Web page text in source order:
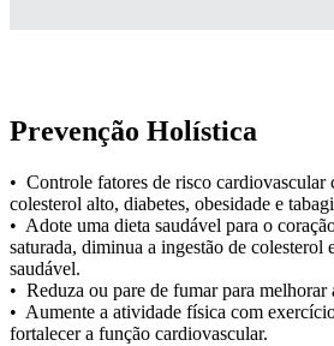
Prevenção Holística
• Controle fatores de risco cardiovascular
colesterol alto, diabetes, obesidade e
• Adote uma dieta saudável para o
saturada, diminua a ingestão de colesterol
saudável.
• Reduza ou pare de fumar para melhorar
• Aumente a atividade física com
fortalecer a função cardiovascular.